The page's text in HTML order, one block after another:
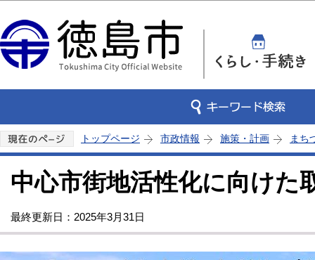
トップページ 市政情報 施策・計画 まち
中心市街地活性化に向けた
最終更新日：2025年3月31日